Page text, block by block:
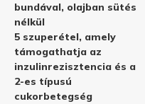
bundával, olajban sütés
nélkül
5 szuperétel, amely
támogathatja az
inzulinrezisztencia és a
2-es típusú
cukorbetegség